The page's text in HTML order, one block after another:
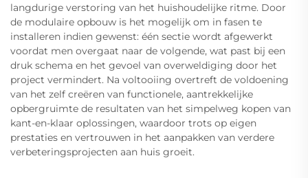
langdurige verstoring van het huishoudelijke ritme. Door
de modulaire opbouw is het mogelijk om in fasen te
installeren indien gewenst: één sectie wordt afgewerkt
voordat men overgaat naar de volgende, wat past bij een
druk schema en het gevoel van overweldiging door het
project vermindert. Na voltooiing overtreft de voldoening
van het zelf creëren van functionele, aantrekkelijke
opbergruimte de resultaten van het simpelweg kopen van
kant-en-klaar oplossingen, waardoor trots op eigen
prestaties en vertrouwen in het aanpakken van verdere
verbeteringsprojecten aan huis groeit.